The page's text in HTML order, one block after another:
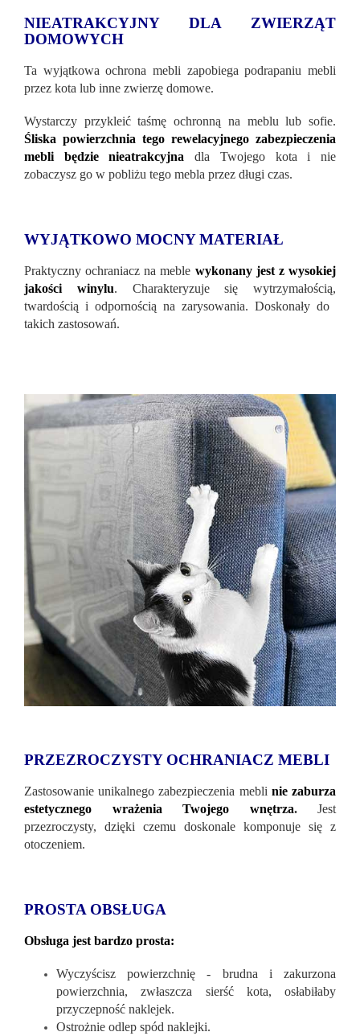
NIEATRAKCYJNY DLA ZWIERZĄT
DOMOWYCH
Ta wyjątkowa ochrona mebli zapobiega podrapaniu mebli
przez kota lub inne zwierzę domowe.
Wystarczy przykleić taśmę ochronną na meblu lub sofie.
Śliska powierzchnia tego rewelacyjnego zabezpieczenia
mebli będzie nieatrakcyjna dla Twojego kota i nie
zobaczysz go w pobliżu tego mebla przez długi czas.
WYJĄTKOWO MOCNY MATERIAŁ
Praktyczny ochraniacz na meble wykonany jest z wysokiej
jakości winylu. Charakteryzuje się wytrzymałością,
twardością i odpornością na zarysowania. Doskonały do ​​
takich zastosowań.
PRZEZROCZYSTY OCHRANIACZ MEBLI
Zastosowanie unikalnego zabezpieczenia mebli nie zaburza
estetycznego wrażenia Twojego wnętrza.Jest
przezroczysty, dzięki czemu doskonale komponuje się z
otoczeniem.
PROSTA OBSŁUGA
Obsługa jest bardzo prosta:
Wyczyścisz powierzchnię - brudna i zakurzona
powierzchnia, zwłaszcza sierść kota, osłabiłaby
przyczepność naklejek.
Ostrożnie odlep spód naklejki.